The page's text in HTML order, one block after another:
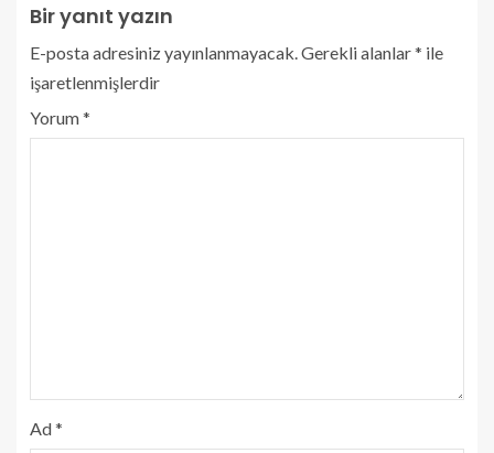
Bir yanıt yazın
E-posta adresiniz yayınlanmayacak. Gerekli alanlar* ile
işaretlenmişlerdir
Yorum*
Ad*